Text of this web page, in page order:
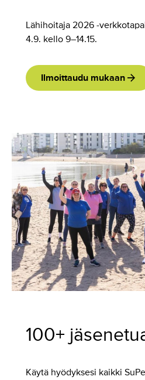
Lähihoitaja 2026 -
4.9. kello 9–14.15.
Ilmoittaudu mukaan
100+
Käytä hyödyksesi kaikki